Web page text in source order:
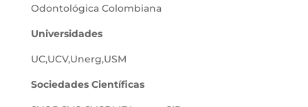
Odontológica Colombiana
Universidades
UC,UCV,Unerg,USM
Sociedades Científicas